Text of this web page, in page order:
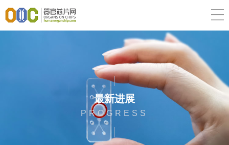
最新进展
PROGRESS